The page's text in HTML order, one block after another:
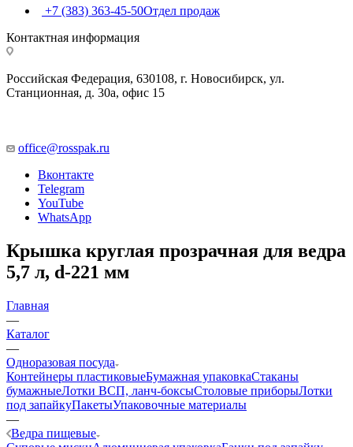
+7 (383) 363-45-50Отдел продаж
Контактная информация
Российская Федерация, 630108, г. Новосибирск, ул.
Станционная, д. 30а, офис 15
office@rosspak.ru
Вконтакте
Telegram
YouTube
WhatsApp
Крышка круглая прозрачная для ведра
5,7 л, d-221 мм
Главная
—
Каталог
—
Одноразовая посуда
Контейнеры пластиковыеБумажная упаковкаСтаканы
бумажныеЛотки ВСП, ланч-боксыСтоловые приборыЛотки
под запайкуПакетыУпаковочные материалы
—
Ведра пищевые